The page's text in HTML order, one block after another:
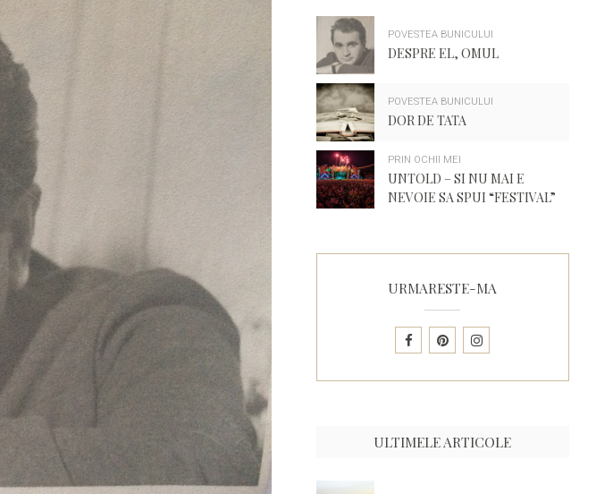
POVESTEA BUNICULUI
DESPRE EL, OMUL
POVESTEA BUNICULUI
DOR DE TATA
PRIN OCHII MEI
UNTOLD – SI NU MAI E
NEVOIE SA SPUI “FESTIVAL”
URMARESTE-MA
ULTIMELE ARTICOLE